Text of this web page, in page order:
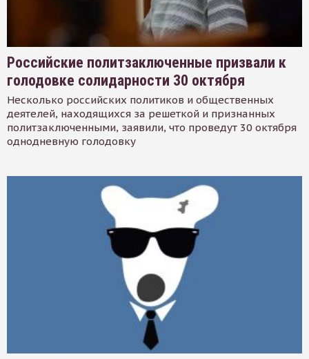
Российские политзаключенные призвали к
голодовке солидарности 30 октября
Несколько российских политиков и общественных
деятелей, находящихся за решеткой и признанных
политзаключенными, заявили, что проведут 30 октября
однодневную голодовку